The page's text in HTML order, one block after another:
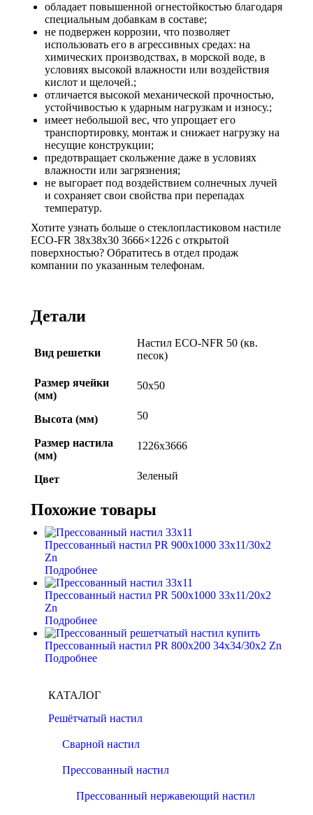
обладает повышенной огнестойкостью благодаря
специальным добавкам в составе;
не подвержен коррозии, что позволяет
использовать его в агрессивных средах: на
химических производствах, в морской воде, в
условиях высокой влажности или воздействия
кислот и щелочей.;
отличается высокой механической прочностью,
устойчивостью к ударным нагрузкам и износу.;
имеет небольшой вес, что упрощает его
транспортировку, монтаж и снижает нагрузку на
несущие конструкции;
предотвращает скольжение даже в условиях
влажности или загрязнения;
не выгорает под воздействием солнечных лучей
и сохраняет свои свойства при перепадах
температур.
Хотите узнать больше о стеклопластиковом настиле
ECO-FR 38x38x30 3666×1226 с открытой
поверхностью? Обратитесь в отдел продаж
компании по указанным телефонам.
Детали
Вид решетки
Настил ECO-NFR 50 (кв.
песок)
Размер ячейки
(мм)
50х50
Высота (мм) 50
Размер настила
(мм)
1226х3666
Цвет Зеленый
Похожие товары
Прессованный настил PR 900х1000 33х11/30х2
Zn
Подробнее
Прессованный настил PR 500х1000 33х11/20х2
Zn
Подробнее
Прессованный настил PR 800х200 34х34/30х2 Zn
Подробнее
КАТАЛОГ
Решётчатый настил
Сварной настил
Прессованный настил
Прессованный нержавеющий настил